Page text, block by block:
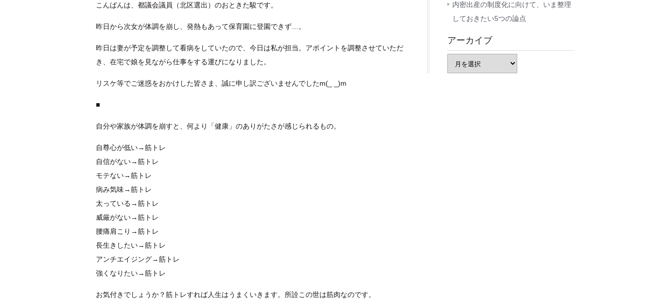
こんばんは、都議会議員（北区選出）のおときた駿です。
昨日から次女が体調を崩し、発熱もあって保育園に登園できず…。
昨日は妻が予定を調整して看病をしていたので、今日は私が担当。アポイントを調整させていただ
き、在宅で娘を見ながら仕事をする運びになりました。
リスケ等でご迷惑をおかけした皆さま、誠に申し訳ございませんでしたm(_ _)m
■
自分や家族が体調を崩すと、何より「健康」のありがたさが感じられるもの。
自尊心が低い→筋トレ
自信がない→筋トレ
モテない→筋トレ
病み気味→筋トレ
太っている→筋トレ
威厳がない→筋トレ
腰痛肩こり→筋トレ
長生きしたい→筋トレ
アンチエイジング→筋トレ
強くなりたい→筋トレ
お気付きでしょうか？筋トレすれば人生はうまくいきます。所詮この世は筋肉なのです。
内密出産の制度化に向けて、いま整理
しておきたい5つの論点
アーカイブ